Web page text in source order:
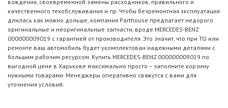
вождения, своевременной замены расходников, правильного и
качественного техобслуживания и пр. Чтобы безремонтная эксплуатация
длилась как можно дольше, компания Parthouse предлагает недорого
оригинальные и неоригинальные запчасти, вроде MERCEDES-BENZ
000000009019 с гарантией от производителя. Это значит, что при ТО или
ремонте ваш автомобиль будет укомплектован надежными деталями с
большим рабочим ресурсом. Купить MERCEDES-BENZ 000000009019 по
выгодной цене в Харькове максимально просто – заполните корзину
нужными товарами. Менеджеры оперативно свяжутся с вами для
уточнения условий.